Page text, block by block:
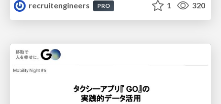
recruitengineers
PRO 1 320